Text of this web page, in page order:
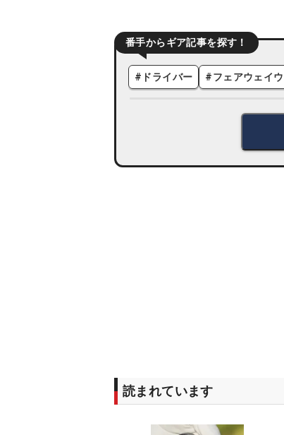
番手からギア記事を探す！
# ドライバー #フェアウェイ
読まれています